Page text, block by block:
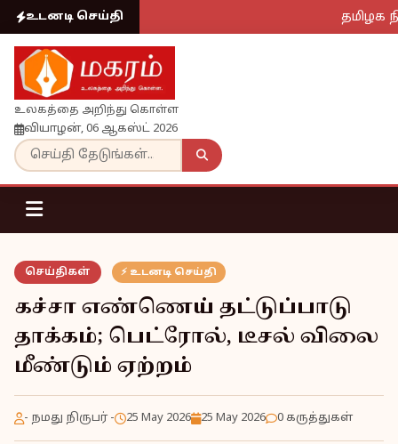
உடனடி செய்தி தமிழக
உலகத்தை அறிந்து கொள்ள
வியாழன், 06 ஆகஸ்ட் 2026
செய்திகள் ⚡ உடனடி செய்தி
கச்சா எண்ணெய் தட்டுப்பாடு
தாக்கம்; பெட்ரோல், டீசல் விலை
மீண்டும் ஏற்றம்
- நமது நிருபர் - 25 May 2026 25 May 2026 0 கருத்துகள்